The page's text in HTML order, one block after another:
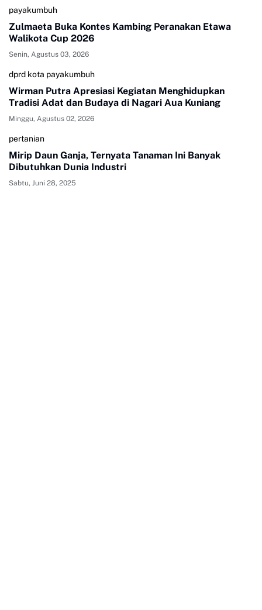
payakumbuh
Zulmaeta Buka Kontes Kambing Peranakan Etawa
Walikota Cup 2026
Senin, Agustus 03, 2026
dprd kota payakumbuh
Wirman Putra Apresiasi Kegiatan Menghidupkan
Tradisi Adat dan Budaya di Nagari Aua Kuniang
Minggu, Agustus 02, 2026
pertanian
Mirip Daun Ganja, Ternyata Tanaman Ini Banyak
Dibutuhkan Dunia Industri
Sabtu, Juni 28, 2025